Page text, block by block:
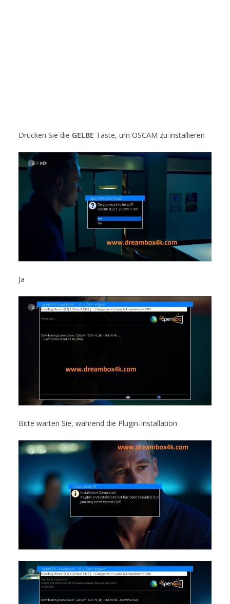
Drücken Sie die GELBE Taste, um OSCAM zu installieren
Ja
Bitte warten Sie, während die Plugin-Installation